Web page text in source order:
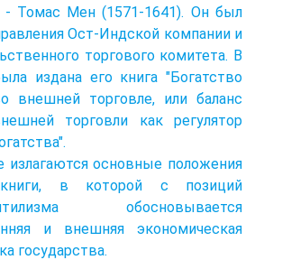
- Томас Мен (1571-1641). Он был
Ост-Индской компании и
торгового комитета. В
издана его книга "Богатство
внешней торговле, или баланс
торговли как регулятор
излагаются основные положения
в которой с позиций
обосновывается
и внешняя экономическая
государства.